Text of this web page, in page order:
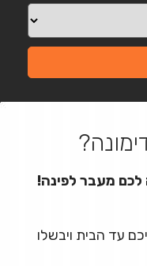
לכם מעבר לפינה!
עד הבית ויבשלו